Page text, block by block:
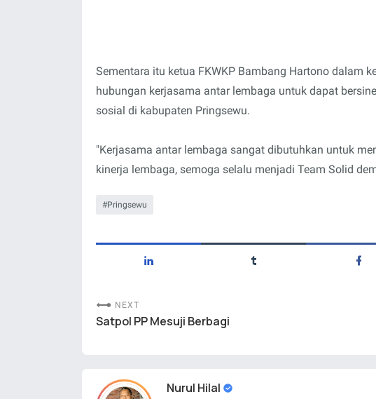
Sementara itu ketua FKWKP Bambang Hartono dalam
hubungan kerjasama antar lembaga untuk dapat
sosial di kabupaten Pringsewu.
"Kerjasama antar lembaga sangat dibutuhkan untuk
kinerja lembaga, semoga selalu menjadi Team Solid
Pringsewu
NEXT
Satpol PP Mesuji Berbagi
Nurul Hilal